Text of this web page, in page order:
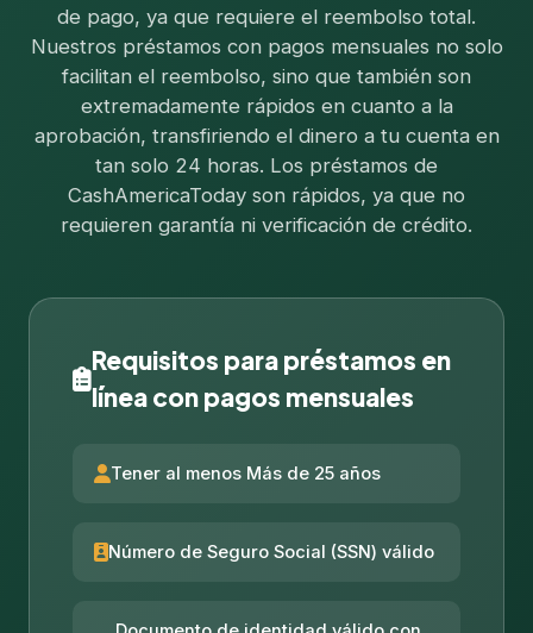
de pago, ya que requiere el reembolso total.
Nuestros préstamos con pagos mensuales no solo
facilitan el reembolso, sino que también son
extremadamente rápidos en cuanto a la
aprobación, transfiriendo el dinero a tu cuenta en
tan solo 24 horas. Los préstamos de
CashAmericaToday son rápidos, ya que no
requieren garantía ni verificación de crédito.
Requisitos para préstamos en
línea con pagos mensuales
Tener al menos Más de 25 años
Número de Seguro Social (SSN) válido